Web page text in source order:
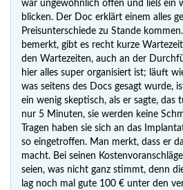
war ungewöhnlich offen und ließ ein
blicken. Der Doc erklärt einem alles
Preisunterschiede zu Stande
bemerkt, gibt es recht kurze
den Wartezeiten, auch an der
hier alles super organisiert ist; läuft
was seitens des Docs gesagt wurde,
ein wenig skeptisch, als er sagte, das
nur 5 Minuten, sie werden keine
Tragen haben sie sich an das
so eingetroffen. Man merkt, dass er
macht. Bei seinen
seien, was nicht ganz stimmt, denn
lag noch mal gute 100 € unter den